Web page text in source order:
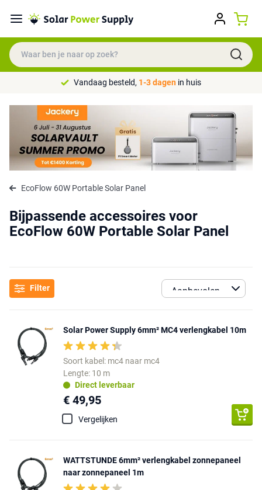
Vandaag besteld, 1-3 dagen in huis
EcoFlow 60W Portable Solar Panel
Bijpassende accessoires voor
EcoFlow 60W Portable Solar Panel
Filter
Solar Power Supply 6mm² MC4 verlengkabel 10m
Soort kabel: mc4 naar mc4
Lengte: 10 m
Direct leverbaar
€ 49,95
Vergelijken
WATTSTUNDE 6mm² verlengkabel zonnepaneel
naar zonnepaneel 1m